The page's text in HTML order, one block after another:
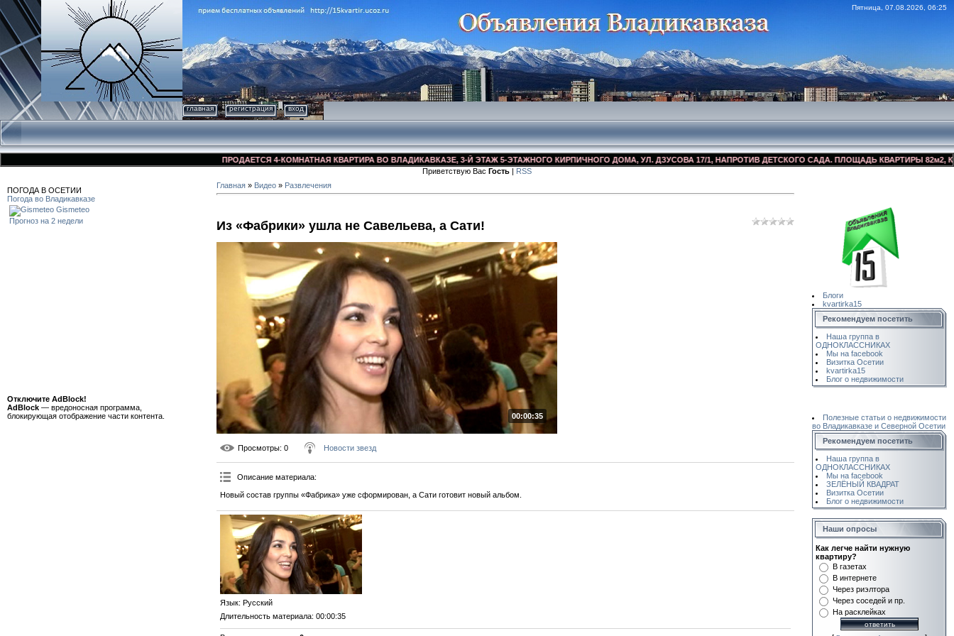
Пятница, 07.08.2026, 06:25
главная регистрация вход
ПРОДАЕТСЯ 4-КОМНАТНАЯ КВАРТИРА ВО ВЛАДИКАВКАЗЕ, 3-Й ЭТАЖ 5-ЭТАЖНОГО КИРПИЧНОГО ДОМА, УЛ. ДЗУСОВА 17/1, НАПРОТИВ ДЕТСКОГО САДА. ПЛОЩАДЬ КВАРТИРЫ 82м2,
Приветствую Вас Гость | RSS
ПОГОДА В ОСЕТИИ
Погода во Владикавказе
Gismeteo
Прогноз на 2 недели
Отключите AdBlock!
AdBlock — вредоносная программа,
блокирующая отображение части контента.
Главная » Видео » Развлечения
Из «Фабрики» ушла не Савельева, а Сати!
00:00:35
Просмотры: 0 Новости звезд
Описание материала:
Новый состав группы «Фабрика» уже сформирован, а Сати готовит новый альбом.
Язык: Русский
Длительность материала: 00:00:35
Блоги
kvartirka15
Рекомендуем посетить
Наша группа в
ОДНОКЛАССНИКАХ
Мы на facebook
Визитка Осетии
kvartirka15
Блог о недвижимости
Полезные статьи о недвижимости
во Владикавказе и Северной Осетии
Рекомендуем посетить
Наша группа в
ОДНОКЛАССНИКАХ
Мы на facebook
ЗЕЛЁНЫЙ КВАДРАТ
Визитка Осетии
Блог о недвижимости
Наши опросы
Как легче найти нужную
квартиру?
В газетах
В интернете
Через риэлтора
Через соседей и пр.
На расклейках